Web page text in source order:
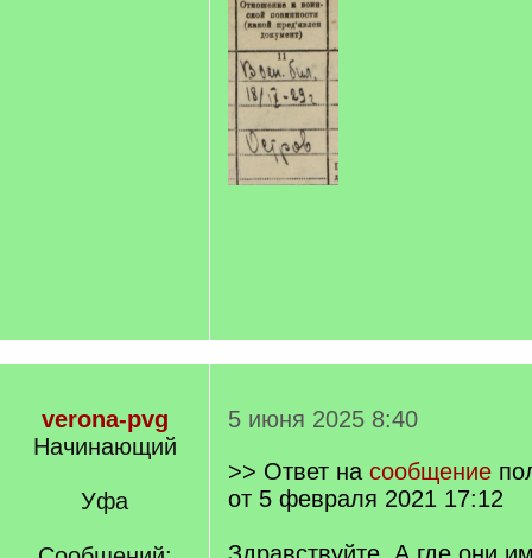
verona-pvg
Начинающий
Уфа
5 июня 2025 8:40
>> Ответ на сообщение
от 5 февраля 2021 17:12